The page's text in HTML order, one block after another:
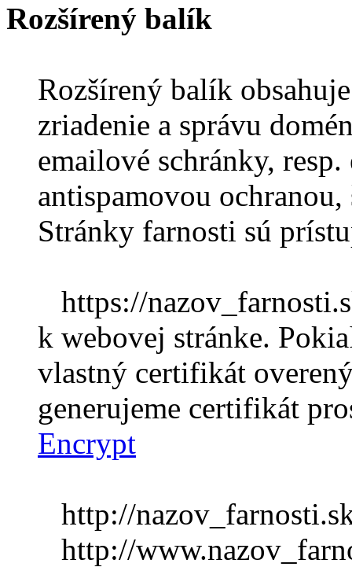
Rozšírený balík
Rozšírený balík
zriadenie a správu
emailové schránky,
antispamovou
Stránky farnosti sú
https://
k webovej stránke.
vlastný certifikát
generujeme certifikát
Encrypt
http://
http://